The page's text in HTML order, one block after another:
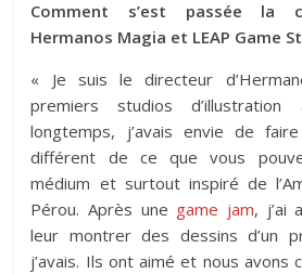
Comment s’est passée la
Hermanos Magia et LEAP Game
« Je suis le directeur
premiers studios
longtemps, j’avais envie de
différent de ce que vous
médium et surtout inspiré de
Pérou. Après une game jam, j’ai
leur montrer des dessins d’un
j’avais. Ils ont aimé et nous avons